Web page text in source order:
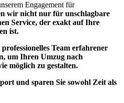
Engagement für
wir nicht nur für unschlagbare
Service, der exakt auf Ihre
ist.
professionelles Team erfahrener
um Ihren Umzug nach
möglich zu gestalten.
und sparen Sie sowohl Zeit als